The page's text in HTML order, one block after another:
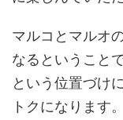
マルコとマルオ
なるということ
という位置づけ
トクになります。